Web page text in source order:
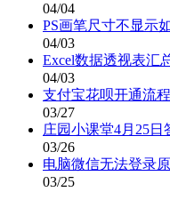
04/04
PS画笔尺寸不显示
04/03
Excel数据透视表汇
04/03
支付宝花呗开通流
03/27
庄园小课堂4月25
03/26
电脑微信无法登录
03/25